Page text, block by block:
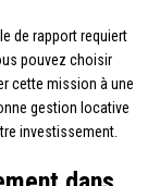
de rapport requiert
pouvez choisir
cette mission à une
gestion locative
investissement.